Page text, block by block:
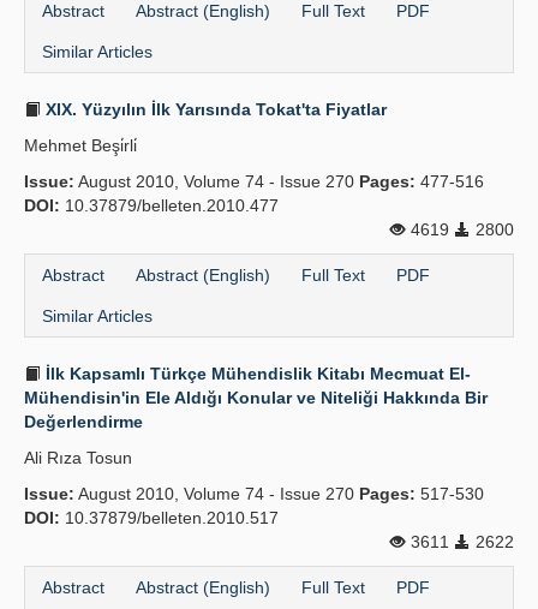
Abstract Abstract (English) Full Text PDF
Similar Articles
XIX. Yüzyılın İlk Yarısında Tokat'ta Fiyatlar
Mehmet Beşi̇rli̇
Issue: August 2010, Volume 74 - Issue 270 Pages: 477-516
DOI: 10.37879/belleten.2010.477
4619
2800
Abstract Abstract (English) Full Text PDF
Similar Articles
İlk Kapsamlı Türkçe Mühendislik Kitabı Mecmuat El-
Mühendisin'in Ele Aldığı Konular ve Niteliği Hakkında Bir
Değerlendirme
Ali Rıza Tosun
Issue: August 2010, Volume 74 - Issue 270 Pages: 517-530
DOI: 10.37879/belleten.2010.517
3611
2622
Abstract Abstract (English) Full Text PDF